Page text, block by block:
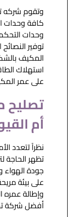
وتقوم شركه
كافة وحدات
وحدات
توفير
المكيف
استهلاك
على عمر
تصليح
أم
نظراً لتعدد
تظهر
جودة الهواء
على بيئة
وإطالة عمره
أفضل شركة